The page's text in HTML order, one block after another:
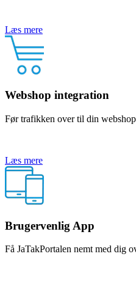
Læs mere
Webshop integration
Før trafikken over til din
Læs mere
Brugervenlig App
Få JaTakPortalen nemt med dig